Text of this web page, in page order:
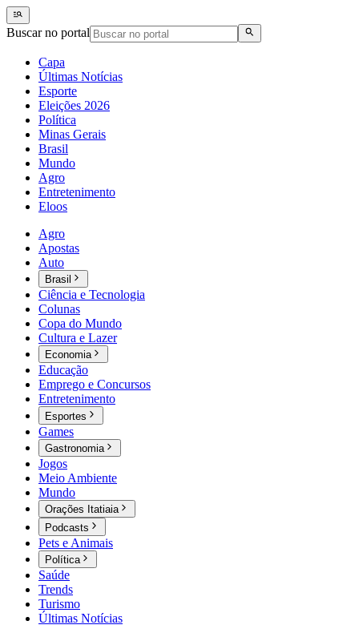
Buscar no portal
Capa
Últimas Notícias
Esporte
Eleições 2026
Política
Minas Gerais
Brasil
Mundo
Agro
Entretenimento
Eloos
Agro
Apostas
Auto
Brasil
Ciência e Tecnologia
Colunas
Copa do Mundo
Cultura e Lazer
Economia
Educação
Emprego e Concursos
Entretenimento
Esportes
Games
Gastronomia
Jogos
Meio Ambiente
Mundo
Orações Itatiaia
Podcasts
Pets e Animais
Política
Saúde
Trends
Turismo
Últimas Notícias